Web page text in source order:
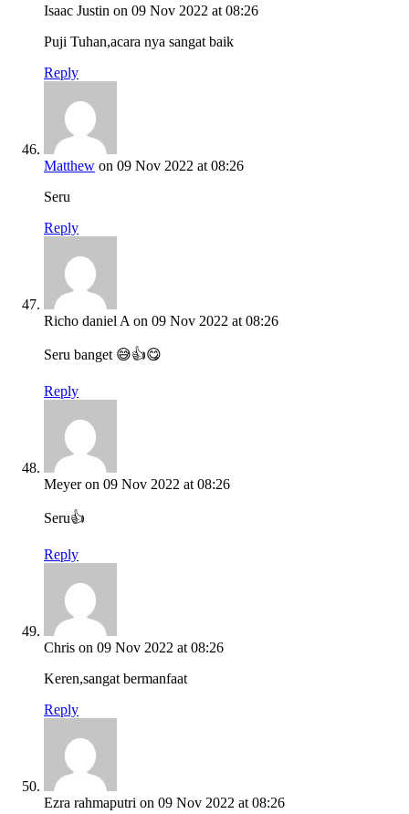
Isaac Justin on 09 Nov 2022 at 08:26
Puji Tuhan,acara nya sangat baik
Reply
Matthew on 09 Nov 2022 at 08:26
Seru
Reply
Richo daniel A on 09 Nov 2022 at 08:26
Seru banget 😅👍😋
Reply
Meyer on 09 Nov 2022 at 08:26
Seru👍
Reply
Chris on 09 Nov 2022 at 08:26
Keren,sangat bermanfaat
Reply
Ezra rahmaputri on 09 Nov 2022 at 08:26